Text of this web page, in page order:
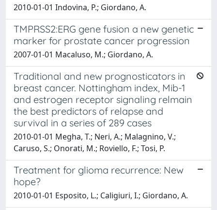
2010-01-01 Indovina, P.; Giordano, A.
TMPRSS2:ERG gene fusion a new genetic
marker for prostate cancer progression
2007-01-01 Macaluso, M.; Giordano, A.
Traditional and new prognosticators in
breast cancer. Nottingham index, Mib-1
and estrogen receptor signaling relmain
the best predictors of relapse and
survival in a series of 289 cases
2010-01-01 Megha, T.; Neri, A.; Malagnino, V.;
Caruso, S.; Onorati, M.; Roviello, F.; Tosi, P.
Treatment for glioma recurrence: New
hope?
2010-01-01 Esposito, L.; Caligiuri, I.; Giordano, A.